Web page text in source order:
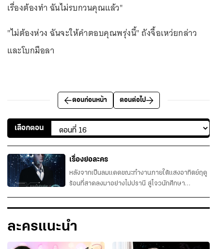
เรื่องต้องทำ ฉันไม่รบกวนคุณแล้ว"
"ไม่ต้องห่วง ฉันจะให้คำตอบคุณพรุ่งนี้" ถังจื้อเหว่ยกล่าว
และโบกมือลา
ตอนก่อนหน้า ตอนต่อไป
เลือกตอน
เรื่องย่อละคร
หลังจากเป็นลมแดดขณะทำงานภายใต้แสงอาทิตย์ฤดู
ร้อนที่สาดลงมาอย่างไม่ปรานี ลู่โจวนักศึกษา
โท? ง่ายดายยิ่ง ปริญญาเอก? นั่นไม่ใช่ปัญหา จากคน
ละครแนะนำ